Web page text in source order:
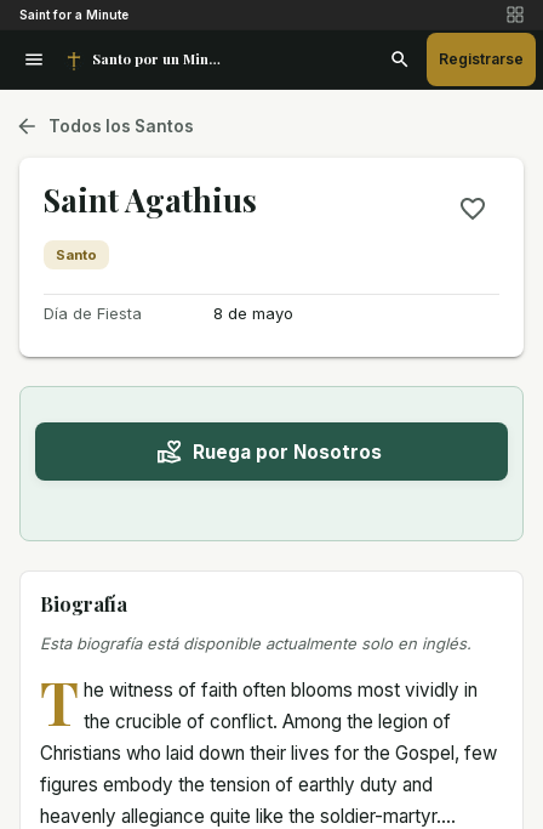
Saint for a Minute
Santo por un Minuto Registrarse
Todos los Santos
Saint Agathius
Santo
Día de Fiesta 8 de mayo
Ruega por Nosotros
Biografía
Esta biografía está disponible actualmente solo en inglés.
T he witness of faith often blooms most vividly in
the crucible of conflict. Among the legion of
Christians who laid down their lives for the Gospel, few
figures embody the tension of earthly duty and
heavenly allegiance quite like the soldier-martyr....